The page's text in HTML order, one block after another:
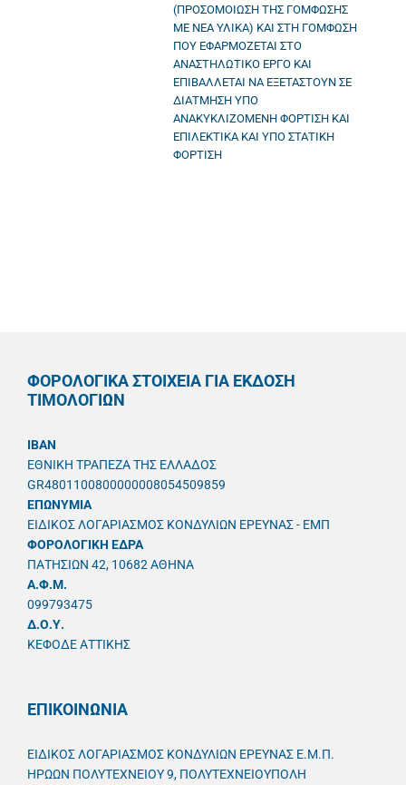
(ΠΡΟΣΟΜΟΙΩΣΗ ΤΗΣ ΓΟΜΦΩΣΗΣ
ΜΕ ΝΕΑ ΥΛΙΚΑ) ΚΑΙ ΣΤΗ ΓΟΜΦΩΣΗ
ΠΟΥ ΕΦΑΡΜΟΖΕΤΑΙ ΣΤΟ
ΑΝΑΣΤΗΛΩΤΙΚΟ ΕΡΓΟ ΚΑΙ
ΕΠΙΒΑΛΛΕΤΑΙ ΝΑ ΕΞΕΤΑΣΤΟΥΝ ΣΕ
ΔΙΑΤΜΗΣΗ ΥΠΟ
ΑΝΑΚΥΚΛΙΖΟΜΕΝΗ ΦΟΡΤΙΣΗ ΚΑΙ
ΕΠΙΛΕΚΤΙΚΑ ΚΑΙ ΥΠΟ ΣΤΑΤΙΚΗ
ΦΟΡΤΙΣΗ
ΦΟΡΟΛΟΓΙΚΑ ΣΤΟΙΧΕΙΑ ΓΙΑ ΕΚΔΟΣΗ
ΤΙΜΟΛΟΓΙΩΝ
IBAN
ΕΘΝΙΚΗ ΤΡΑΠΕΖΑ ΤΗΣ ΕΛΛΑΔΟΣ
GR4801100800000008054509859
ΕΠΩΝΥΜΙΑ
ΕΙΔΙΚΟΣ ΛΟΓΑΡΙΑΣΜΟΣ ΚΟΝΔΥΛΙΩΝ ΕΡΕΥΝΑΣ - ΕΜΠ
ΦΟΡΟΛΟΓΙΚΗ ΕΔΡΑ
ΠΑΤΗΣΙΩΝ 42, 10682 ΑΘΗΝΑ
A.Φ.Μ.
099793475
Δ.Ο.Υ.
ΚΕΦΟΔΕ ΑΤΤΙΚΗΣ
ΕΠΙΚΟΙΝΩΝΙΑ
ΕΙΔΙΚΟΣ ΛΟΓΑΡΙΑΣΜΟΣ ΚΟΝΔΥΛΙΩΝ ΕΡΕΥΝΑΣ Ε.Μ.Π.
ΗΡΩΩΝ ΠΟΛΥΤΕΧΝΕΙΟΥ 9, ΠΟΛΥΤΕΧΝΕΙΟΥΠΟΛΗ